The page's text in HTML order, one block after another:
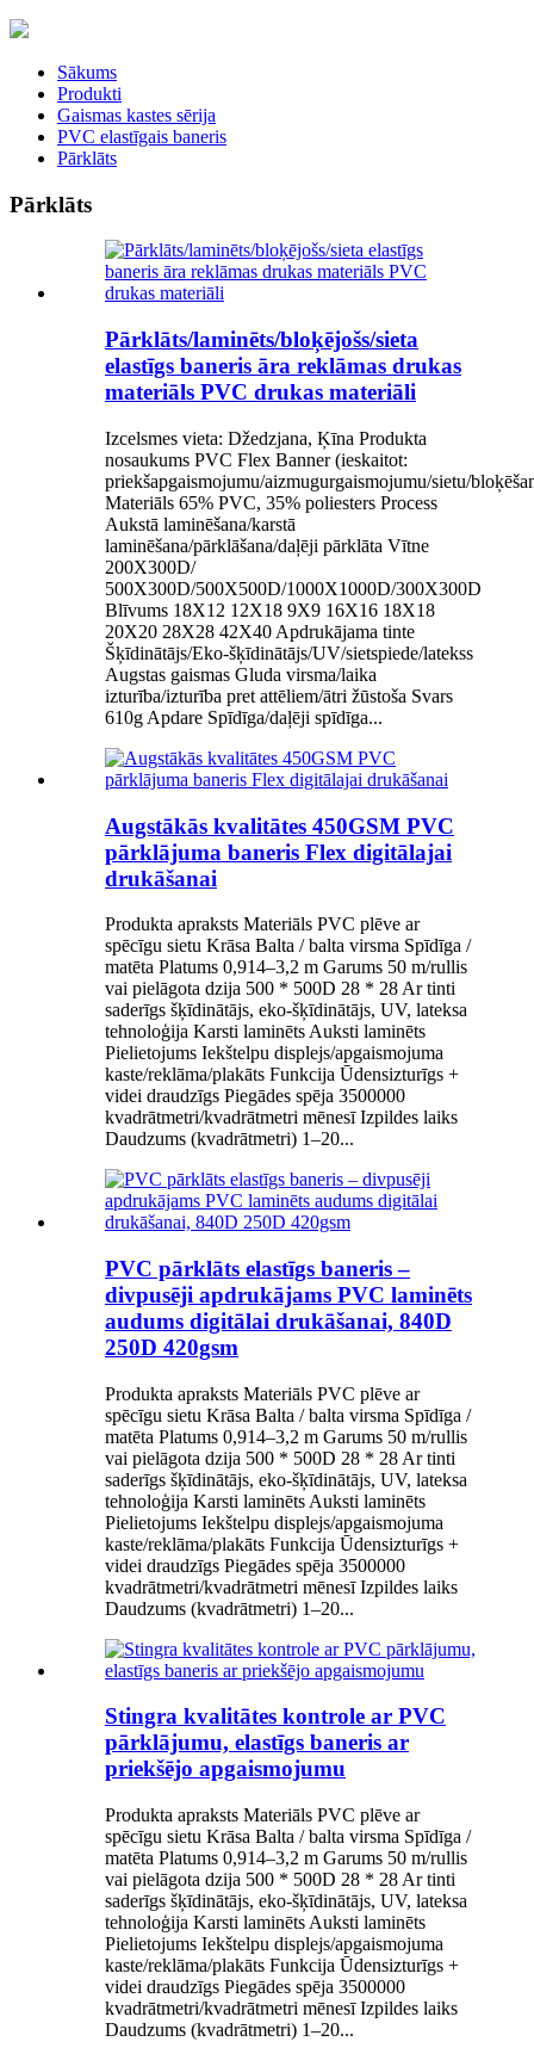
Sākums
Produkti
Gaismas kastes sērija
PVC elastīgais baneris
Pārklāts
Pārklāts
Pārklāts/laminēts/bloķējošs/sieta
elastīgs baneris āra reklāmas drukas
materiāls PVC drukas materiāli
Izcelsmes vieta: Džedzjana, Ķīna Produkta
nosaukums PVC Flex Banner (ieskaitot:
priekšapgaismojumu/aizmugurgaismojumu/sietu/
Materiāls 65% PVC, 35% poliesters Process
Aukstā laminēšana/karstā
laminēšana/pārklāšana/daļēji pārklāta Vītne
200X300D/
500X300D/500X500D/1000X1000D/300X300D
Blīvums 18X12 12X18 9X9 16X16 18X18
20X20 28X28 42X40 Apdrukājama tinte
Šķīdinātājs/Eko-šķīdinātājs/UV/sietspiede/latekss
Augstas gaismas Gluda virsma/laika
izturība/izturība pret attēliem/ātri žūstoša Svars
610g Apdare Spīdīga/daļēji spīdīga...
Augstākās kvalitātes 450GSM PVC
pārklājuma baneris Flex digitālajai
drukāšanai
Produkta apraksts Materiāls PVC plēve ar
spēcīgu sietu Krāsa Balta / balta virsma Spīdīga /
matēta Platums 0,914–3,2 m Garums 50 m/rullis
vai pielāgota dzija 500 * 500D 28 * 28 Ar tinti
saderīgs šķīdinātājs, eko-šķīdinātājs, UV, lateksa
tehnoloģija Karsti laminēts Auksti laminēts
Pielietojums Iekštelpu displejs/apgaismojuma
kaste/reklāma/plakāts Funkcija Ūdensizturīgs +
videi draudzīgs Piegādes spēja 3500000
kvadrātmetri/kvadrātmetri mēnesī Izpildes laiks
Daudzums (kvadrātmetri) 1–20...
PVC pārklāts elastīgs baneris –
divpusēji apdrukājams PVC laminēts
audums digitālai drukāšanai, 840D
250D 420gsm
Produkta apraksts Materiāls PVC plēve ar
spēcīgu sietu Krāsa Balta / balta virsma Spīdīga /
matēta Platums 0,914–3,2 m Garums 50 m/rullis
vai pielāgota dzija 500 * 500D 28 * 28 Ar tinti
saderīgs šķīdinātājs, eko-šķīdinātājs, UV, lateksa
tehnoloģija Karsti laminēts Auksti laminēts
Pielietojums Iekštelpu displejs/apgaismojuma
kaste/reklāma/plakāts Funkcija Ūdensizturīgs +
videi draudzīgs Piegādes spēja 3500000
kvadrātmetri/kvadrātmetri mēnesī Izpildes laiks
Daudzums (kvadrātmetri) 1–20...
Stingra kvalitātes kontrole ar PVC
pārklājumu, elastīgs baneris ar
priekšējo apgaismojumu
Produkta apraksts Materiāls PVC plēve ar
spēcīgu sietu Krāsa Balta / balta virsma Spīdīga /
matēta Platums 0,914–3,2 m Garums 50 m/rullis
vai pielāgota dzija 500 * 500D 28 * 28 Ar tinti
saderīgs šķīdinātājs, eko-šķīdinātājs, UV, lateksa
tehnoloģija Karsti laminēts Auksti laminēts
Pielietojums Iekštelpu displejs/apgaismojuma
kaste/reklāma/plakāts Funkcija Ūdensizturīgs +
videi draudzīgs Piegādes spēja 3500000
kvadrātmetri/kvadrātmetri mēnesī Izpildes laiks
Daudzums (kvadrātmetri) 1–20...